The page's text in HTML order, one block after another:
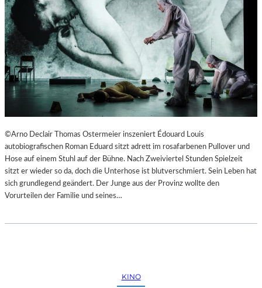
©Arno Declair Thomas Ostermeier inszeniert Édouard Louis
autobiografischen Roman Eduard sitzt adrett im rosafarbenen Pullover und
Hose auf einem Stuhl auf der Bühne. Nach Zweiviertel Stunden Spielzeit
sitzt er wieder so da, doch die Unterhose ist blutverschmiert. Sein Leben hat
sich grundlegend geändert. Der Junge aus der Provinz wollte den
Vorurteilen der Familie und seines…
KINO